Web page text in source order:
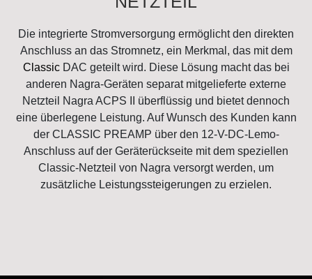
Die integrierte Stromversorgung ermöglicht den direkten
Anschluss an das Stromnetz, ein Merkmal, das mit dem
Classic DAC geteilt wird. Diese Lösung macht das bei
anderen Nagra-Geräten separat mitgelieferte externe
Netzteil Nagra ACPS II überflüssig und bietet dennoch
eine überlegene Leistung. Auf Wunsch des Kunden kann
der CLASSIC PREAMP über den 12-V-DC-Lemo-
Anschluss auf der Geräterückseite mit dem speziellen
Classic-Netzteil von Nagra versorgt werden, um
zusätzliche Leistungssteigerungen zu erzielen.